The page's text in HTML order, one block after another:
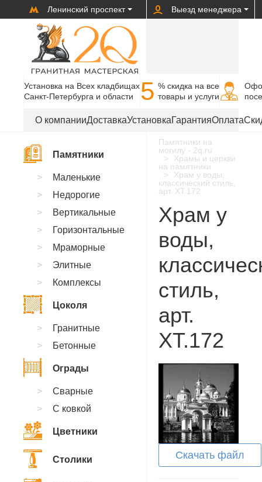
Ленинский проспект Выезд менеджера
Установка на Всех кладбищах
Санкт-Петербурга и области
5 % cкидка на все
товары и услуги
О компанииДоставкаУстановкаГарантияОплата
Памятники на
могилу - 2q.ru
Храмы и церкви
на памятники
Храм у воды,
классический стиль,
арт. XT.172
Храм у
воды,
стиль,
арт.
XT.172
Скачать файл
Памятники
Маленькие
Недорогие
Вертикальные
Горизонтальные
Мраморные
Элитные
Комплексы
Цоколя
Гранитные
Бетонные
Ограды
Сварные
С ковкой
Цветники
Столики